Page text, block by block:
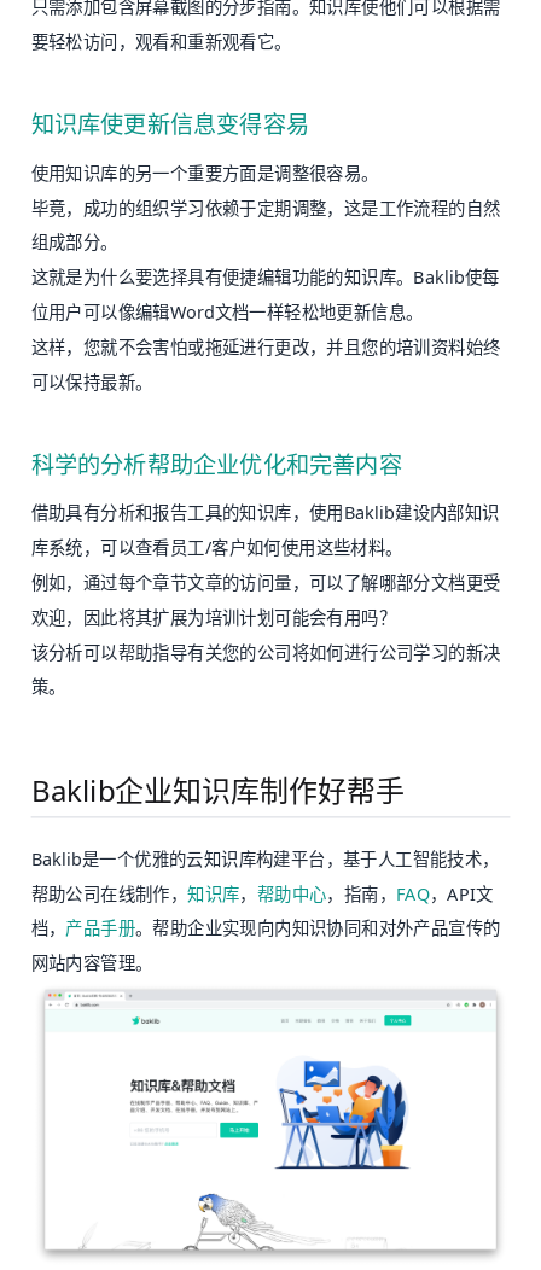
只需添加包含屏幕截图的分步指南。知识库使他们可以根据需
要轻松访问，观看和重新观看它。
知识库使更新信息变得容易
使用知识库的另一个重要方面是调整很容易。
毕竟，成功的组织学习依赖于定期调整，这是工作流程的自然
组成部分。
这就是为什么要选择具有便捷编辑功能的知识库。Baklib使每
位用户可以像编辑Word文档一样轻松地更新信息。
这样，您就不会害怕或拖延进行更改，并且您的培训资料始终
可以保持最新。
科学的分析帮助企业优化和完善内容
借助具有分析和报告工具的知识库，使用Baklib建设内部知识
库系统，可以查看员工/客户如何使用这些材料。
例如，通过每个章节文章的访问量，可以了解哪部分文档更受
欢迎，因此将其扩展为培训计划可能会有用吗？
该分析可以帮助指导有关您的公司将如何进行公司学习的新决
策。
Baklib企业知识库制作好帮手
Baklib是一个优雅的云知识库构建平台，基于人工智能技术，
帮助公司在线制作，知识库， 帮助中心，指南， FAQ，API文
档， 产品手册。帮助企业实现向内知识协同和对外产品宣传的
网站内容管理。